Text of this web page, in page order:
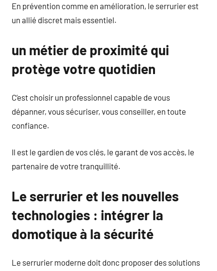
En prévention comme en amélioration, le serrurier est
un allié discret mais essentiel.
un métier de proximité qui
protège votre quotidien
C’est choisir un professionnel capable de vous
dépanner, vous sécuriser, vous conseiller, en toute
confiance.
Il est le gardien de vos clés, le garant de vos accès, le
partenaire de votre tranquillité.
Le serrurier et les nouvelles
technologies : intégrer la
domotique à la sécurité
Le serrurier moderne doit donc proposer des solutions